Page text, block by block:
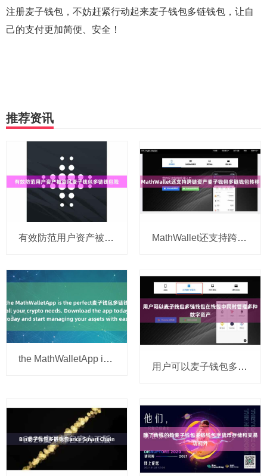
注册麦子钱包，不妨赶紧行动起来麦子钱包多链钱包，让自
己的支付更加简便、安全！
推荐资讯
有效防范用户资产被盗风麦子钱包多链钱包险 MathWallet还支持跨链资产麦子钱包多链钱包转移
the MathWalletApp is the perfect麦子钱包多链钱包 companion
用户可以麦子钱包多链钱包在钱包中同时管理多种数字资产